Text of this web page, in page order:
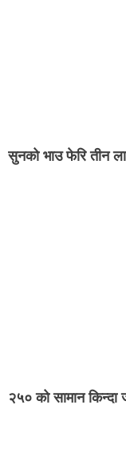
सुनको भाउ फेरि तीन
२५० को सामान